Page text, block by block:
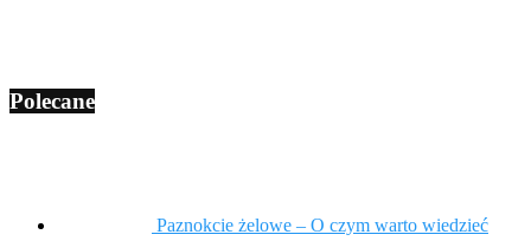
Polecane
Paznokcie żelowe – O czym warto wiedzieć